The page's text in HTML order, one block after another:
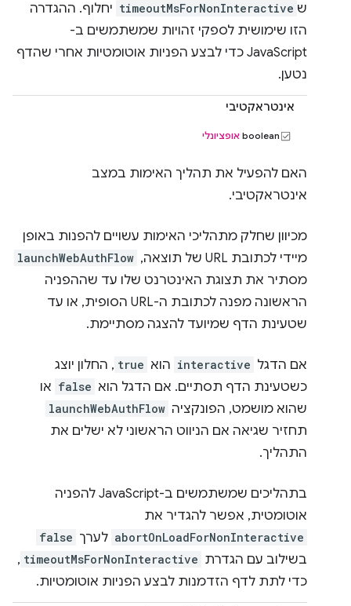
ש timeoutMsForNonInteractive יחלוף. ההגדרה
הזו שימושית לספקי זהויות שמשתמשים ב-
JavaScript כדי לבצע הפניות אוטומטיות אחרי שהדף
נטען.
אינטראקטיבי
boolean אופציונלי
האם להפעיל את תהליך האימות במצב
אינטראקטיבי.
מכיוון שחלק מתהליכי האימות עשויים להפנות באופן
מיידי לכתובת URL של תוצאה,
launchWebAuthFlow
מסתיר את תצוגת האינטרנט שלו עד שההפניה
הראשונה מפנה לכתובת ה-URL הסופית, או עד
שטעינת הדף שמיועד להצגה מסתיימת.
אם הדגל interactive הוא true , החלון יוצג
כשטעינת הדף תסתיים. אם הדגל הוא false או
שהוא מושמט, הפונקציה launchWebAuthFlow
תחזיר שגיאה אם הניווט הראשוני לא ישלים את
התהליך.
בתהליכים שמשתמשים ב-JavaScript להפניה
אוטומטית, אפשר להגדיר את
abortOnLoadForNonInteractive לערך false
בשילוב עם הגדרת timeoutMsForNonInteractive
,
כדי לתת לדף הזדמנות לבצע הפניות אוטומטיות.